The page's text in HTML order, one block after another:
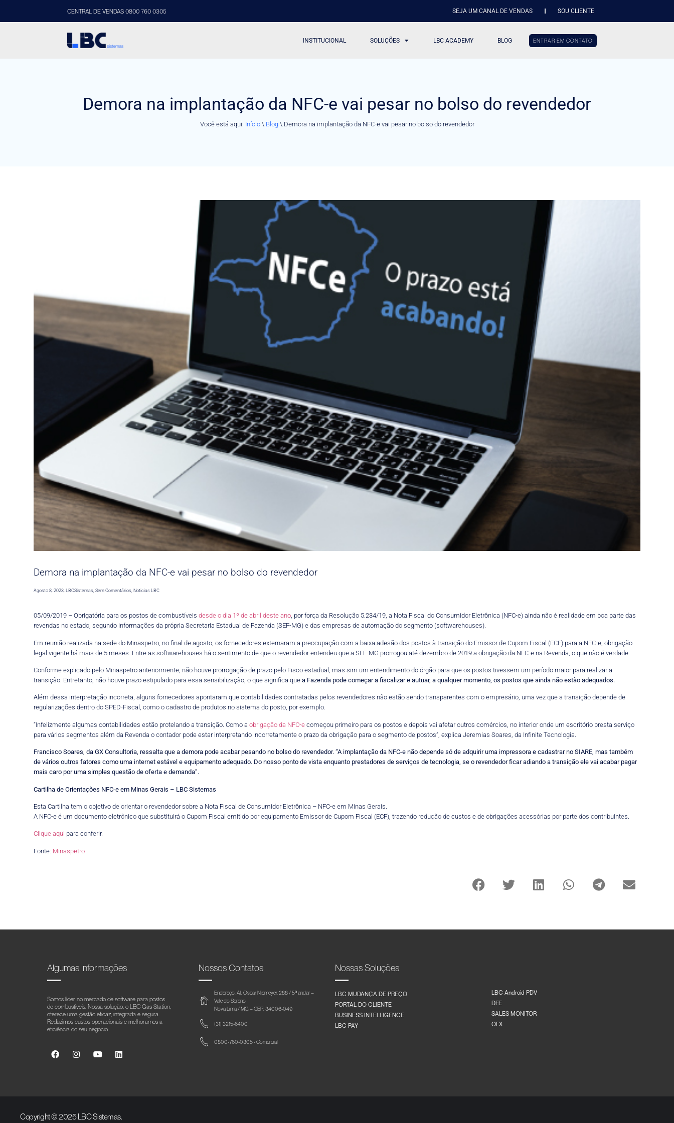
CENTRAL DE VENDAS 0800 760 0305 SEJA UM CANAL DE VENDAS SOU CLIENTE
INSTITUCIONAL SOLUÇÕES LBC ACADEMY BLOG ENTRAR EM CONTATO
Demora na implantação da NFC-e vai pesar no bolso do revendedor
Você está aqui: Início\ Blog\ Demora na implantação da NFC-e vai pesar no bolso do revendedor
Demora na implantação da NFC-e vai pesar no bolso do revendedor
Agosto 8, 2023 ,LBCSistemas Sem Comentários Noticias LBC
05/09/2019 – Obrigatória para os postos de combustíveisdesde o dia 1º de abril deste ano, por força da Resolução 5.234/19, a Nota Fiscal do Consumidor Eletrônica (NFC-e) ainda não é realidade em boa parte das
revendas no estado, segundo informações da própria Secretaria Estadual de Fazenda (SEF-MG) e das empresas de automação do segmento (softwarehouses).
Em reunião realizada na sede do Minaspetro, no final de agosto, os fornecedores externaram a preocupação com a baixa adesão dos postos à transição do Emissor de Cupom Fiscal (ECF) para a NFC-e, obrigação
legal vigente há mais de 5 meses. Entre as softwarehouses há o sentimento de que o revendedor entendeu que a SEF-MG prorrogou até dezembro de 2019 a obrigação da NFC-e na Revenda, o que não é verdade.
Conforme explicado pelo Minaspetro anteriormente, não houve prorrogação de prazo pelo Fisco estadual, mas sim um entendimento do órgão para que os postos tivessem um período maior para realizar a
transição. Entretanto, não houve prazo estipulado para essa sensibilização, o que significa quea Fazenda pode começar a fiscalizar e autuar, a qualquer momento, os postos que ainda não estão adequados.
Além dessa interpretação incorreta, alguns fornecedores apontaram que contabilidades contratadas pelos revendedores não estão sendo transparentes com o empresário, uma vez que a transição depende de
regularizações dentro do SPED-Fiscal, como o cadastro de produtos no sistema do posto, por exemplo.
“Infelizmente algumas contabilidades estão protelando a transição. Como aobrigação da NFC-e começou primeiro para os postos e depois vai afetar outros comércios, no interior onde um escritório presta serviço
para vários segmentos além da Revenda o contador pode estar interpretando incorretamente o prazo da obrigação para o segmento de postos”, explica Jeremias Soares, da Infinite Tecnologia.
Francisco Soares, da GX Consultoria, ressalta que a demora pode acabar pesando no bolso do revendedor. “A implantação da NFC-e não depende só de adquirir uma impressora e cadastrar no SIARE, mas também
de vários outros fatores como uma internet estável e equipamento adequado. Do nosso ponto de vista enquanto prestadores de serviços de tecnologia, se o revendedor ficar adiando a transição ele vai acabar pagar
mais caro por uma simples questão de oferta e demanda”.
Cartilha de Orientações NFC-e em Minas Gerais – LBC Sistemas
Esta Cartilha tem o objetivo de orientar o revendedor sobre a Nota Fiscal de Consumidor Eletrônica – NFC-e em Minas Gerais.
A NFC-e é um documento eletrônico que substituirá o Cupom Fiscal emitido por equipamento Emissor de Cupom Fiscal (ECF), trazendo redução de custos e de obrigações acessórias por parte dos contribuintes.
Clique aqui para conferir.
Fonte: Minaspetro
Algumas informações
Somos líder no mercado de software para postos
de combustíveis. Nossa solução, o LBC Gas Station,
oferece uma gestão eficaz, integrada e segura.
Reduzimos custos operacionais e melhoramos a
eficiência do seu negócio.
Nossos Contatos
Endereço: Al. Oscar Niemeyer, 288 / 5º andar –
Vale do Sereno
Nova Lima / MG – CEP: 34006-049
(31) 3215-6400
0800-760-0305 - Comercial
Nossas Soluções
LBC MUDANÇA DE PREÇO
PORTAL DO CLIENTE
BUSINESS INTELLIGENCE
LBC PAY
LBC Android PDV
DFE
SALES MONITOR
OFX
Copyright © 2025 LBC Sistemas.